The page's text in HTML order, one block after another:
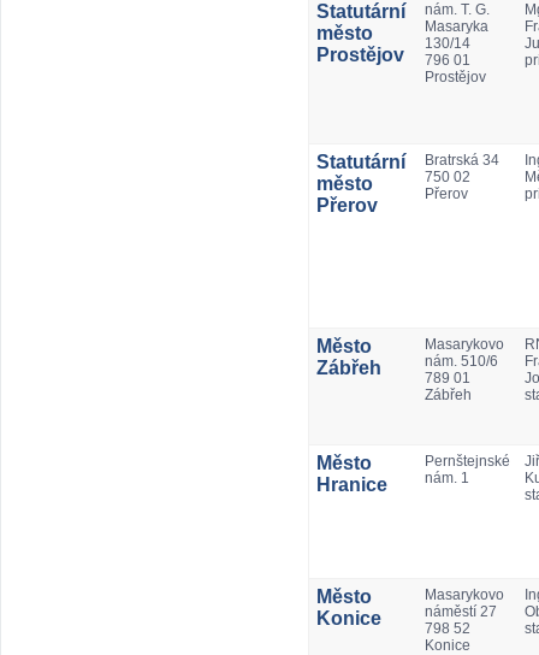
Statutární
město
Prostějov
nám. T. G.
Masaryka
130/14
796 01
Prostějov
Statutární
město
Přerov
Bratrská 34
750 02
Přerov
Město
Zábřeh
Masarykovo
nám. 510/6
789 01
Zábřeh
Město
Hranice
Pernštejnské
nám. 1
Město
Konice
Masarykovo
náměstí 27
798 52
Konice